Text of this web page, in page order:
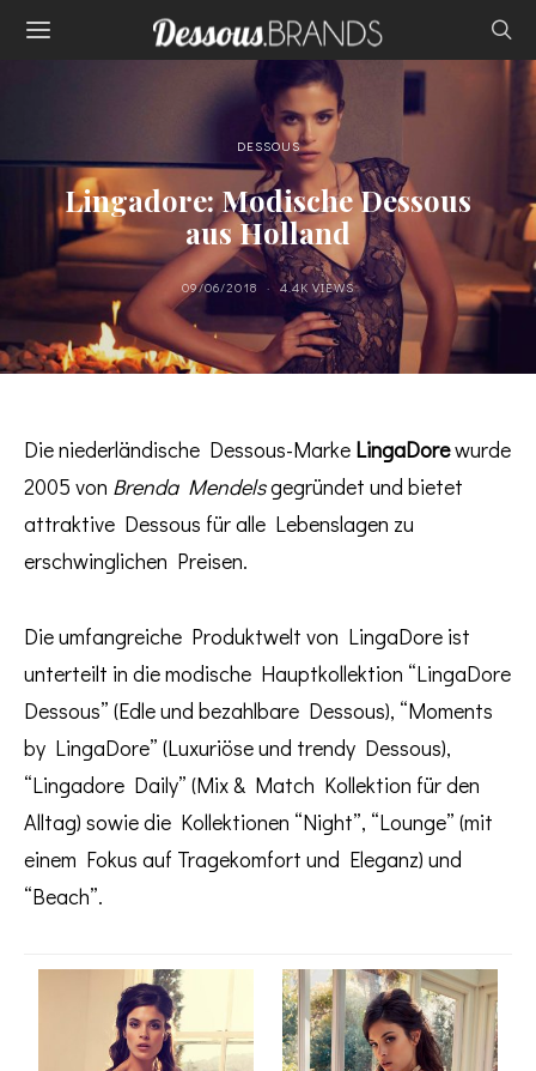
DESSOUS
Lingadore: Modische Dessous
aus Holland
09/06/2018 4.4K VIEWS
Die niederländische Dessous-Marke LingaDorewurde
2005 von Brenda Mendelsgegründet und bietet
attraktive Dessous für alle Lebenslagen zu
erschwinglichen Preisen.
Die umfangreiche Produktwelt von LingaDore ist
unterteilt in die modische Hauptkollektion “LingaDore
Dessous” (Edle und bezahlbare Dessous), “Moments
by LingaDore” (Luxuriöse und trendy Dessous),
“Lingadore Daily” (Mix & Match Kollektion für den
Alltag) sowie die Kollektionen “Night”, “Lounge” (mit
einem Fokus auf Tragekomfort und Eleganz) und
“Beach”.